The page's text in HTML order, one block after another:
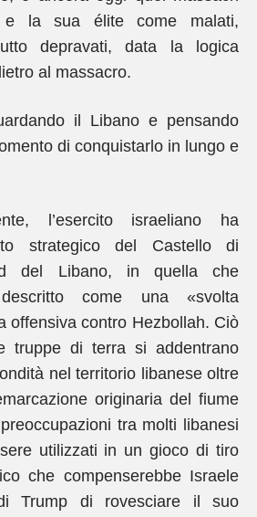
e la sua élite come malati,
depravati, data la logica
al massacro.
il Libano e pensando
di conquistarlo in lungo e
l’esercito israeliano ha
strategico del Castello di
del Libano, in quella che
come una «svolta
offensiva contro Hezbollah. Ciò
truppe di terra si addentrano
nel territorio libanese oltre
originaria del fiume
tra molti libanesi
utilizzati in un gioco di tiro
che compenserebbe Israele
Trump di rovesciare il suo